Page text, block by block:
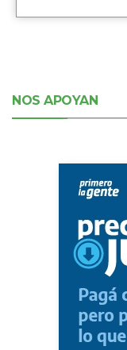
NOS APOYAN